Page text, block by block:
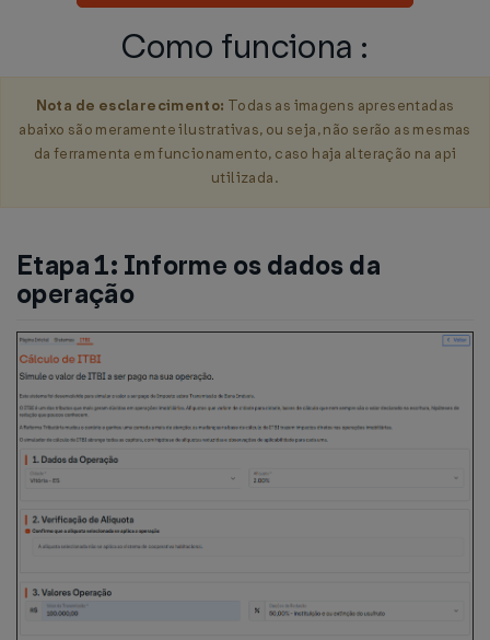
Como funciona :
Nota de esclarecimento: Todas as imagens apresentadas
abaixo são meramente ilustrativas, ou seja, não serão as mesmas
da ferramenta em funcionamento, caso haja alteração na api
utilizada.
Etapa 1: Informe os dados da
operação